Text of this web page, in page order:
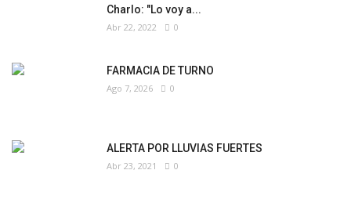
Charlo: "Lo voy a...
Abr 22, 2022 0
FARMACIA DE TURNO
Ago 7, 2026 0
ALERTA POR LLUVIAS FUERTES
Abr 23, 2021 0